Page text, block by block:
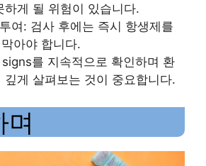
하게 될 위험이 있습니다.
여: 검사 후에는 즉시 항생제를
아야 합니다.
를 지속적으로 확인하며 환
깊게 살펴보는 것이 중요합니다.
며